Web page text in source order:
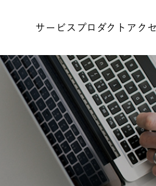
サービス プロダクト アク
メニュー